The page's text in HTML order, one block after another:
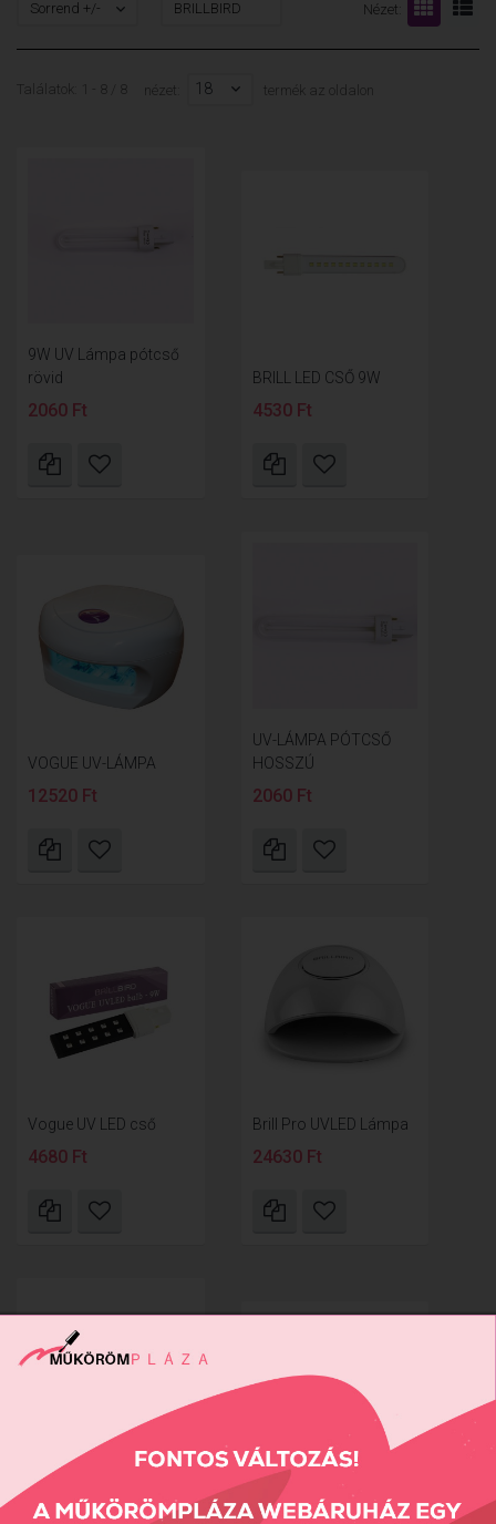
Nézet:
Sorrend +/- BRILLBIRD
Találatok: 1 - 8 / 8 nézet: 18 termék az oldalon
9W UV Lámpa pótcső
rövid
2060 Ft
BRILL LED CSŐ 9W
4530 Ft
VOGUE UV-LÁMPA
12520 Ft
UV-LÁMPA PÓTCSŐ
HOSSZÚ
2060 Ft
Vogue UV LED cső
4680 Ft
Brill Pro UVLED Lámpa
24630 Ft
LED PRO Max UV/LED
Lámpa
Mini UV/LED Lámpa